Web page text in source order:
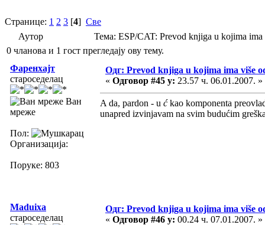
Странице: 1 2 3 [4] Све
Аутор
Тема: ESP/CAT: Prevod knjiga u kojima
0 чланова и 1 гост прегледају ову тему.
Фаренхајт
староседелац
Ван
мреже
Пол:
Организација:
Поруке: 803
Одг: Prevod knjiga u kojima ima više
« Одговор #45 у: 23.57 ч. 06.01.2007. »
A da, pardon - u ćkao komponenta
unapred izvinjavam na svim budućim
Maduixa
староседелац
Одг: Prevod knjiga u kojima ima više
« Одговор #46 у: 00.24 ч. 07.01.2007. »